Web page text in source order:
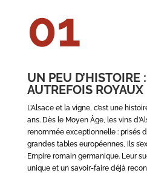
01
UN PEU D’HISTOIRE
AUTREFOIS ROYAUX
L’Alsace et la vigne, c’est une
ans. Dès le Moyen Âge, les vins
renommée exceptionnelle : prisés
grandes tables européennes, ils
Empire romain germanique. Leur
unique et un savoir-faire déjà